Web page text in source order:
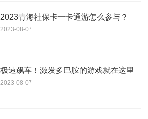
2023青海社保卡一卡通游怎么参与？
2023-08-07
极速飙车！激发多巴胺的游戏就在这里
2023-08-07